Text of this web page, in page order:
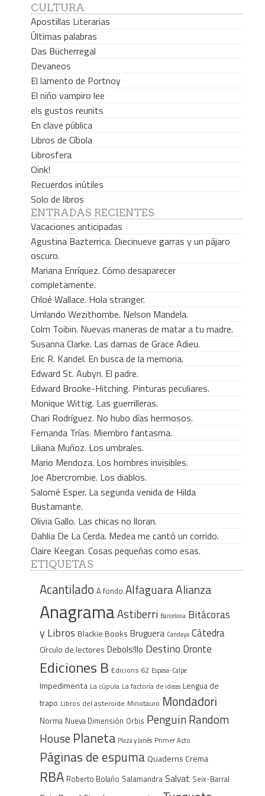
CULTURA
Apostillas Literarias
Últimas palabras
Das Bücherregal
Devaneos
El lamento de Portnoy
El niño vampiro lee
els gustos reunits
En clave pública
Libros de Cíbola
Librosfera
Oink!
Recuerdos inútiles
Solo de libros
ENTRADAS RECIENTES
Vacaciones anticipadas
Agustina Bazterrica. Diecinueve garras y un pájaro
oscuro.
Mariana Enríquez. Cómo desaparecer
completamente.
Chloé Wallace. Hola stranger.
Umlando Wezithombe. Nelson Mandela.
Colm Toibin. Nuevas maneras de matar a tu madre.
Susanna Clarke. Las damas de Grace Adieu.
Eric R. Kandel. En busca de la memoria.
Edward St. Aubyn. El padre.
Edward Brooke-Hitching. Pinturas peculiares.
Monique Wittig. Las guerrilleras.
Chari Rodríguez. No hubo días hermosos.
Fernanda Trías. Miembro fantasma.
Liliana Muñoz. Los umbrales.
Mario Mendoza. Los hombres invisibles.
Joe Abercrombie. Los diablos.
Salomé Esper. La segunda venida de Hilda
Bustamante.
Olivia Gallo. Las chicas no lloran.
Dahlia De La Cerda. Medea me cantó un corrido.
Claire Keegan. Cosas pequeñas como esas.
ETIQUETAS
Acantilado A fondo AlfaguaraAlianza
AnagramaAstiberri Barcelona Bitácoras
y Libros Blackie Books Bruguera Candaya Cátedra
Círculo de lectores Debols!llo Destino Dronte
Ediciones B Edicions 62 Espasa-Calpe
Impedimenta La cúpula La factoría de ideas Lengua de
trapo Libros del asteroide Minotauro Mondadori
Norma Nueva Dimensión Orbis Penguin Random
House Planeta Plaza y Janés Primer Acto
Páginas de espumaQuaderns Crema
RBA Roberto Bolaño Salamandra Salvat Seix-Barral